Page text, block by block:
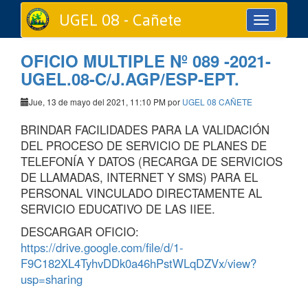
Toggle
navigation
UGEL 08 - Cañete
OFICIO MULTIPLE Nº 089 -2021-
UGEL.08-C/J.AGP/ESP-EPT.
Jue, 13 de mayo del 2021, 11:10 PM por UGEL 08 CAÑETE
BRINDAR FACILIDADES PARA LA VALIDACIÓN
DEL PROCESO DE SERVICIO DE PLANES DE
TELEFONÍA Y DATOS (RECARGA DE SERVICIOS
DE LLAMADAS, INTERNET Y SMS) PARA EL
PERSONAL VINCULADO DIRECTAMENTE AL
SERVICIO EDUCATIVO DE LAS IIEE.
DESCARGAR OFICIO:
https://drive.google.com/file/d/1-
F9C182XL4TyhvDDk0a46hPstWLqDZVx/view?
usp=sharing